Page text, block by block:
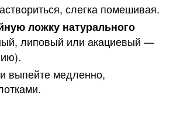
слегка помешивая.
ложку натурального
липовый или акациевый —
выпейте медленно,